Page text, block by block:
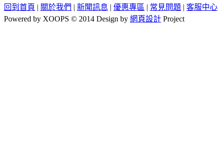
回到首頁 | 關於我們 | 新聞訊息 | 優惠專區 | 常見問題 | 客服中心
Powered by XOOPS © 2014 Design by 網頁設計 Project